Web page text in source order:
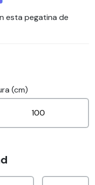
esta pegatina de
(cm)